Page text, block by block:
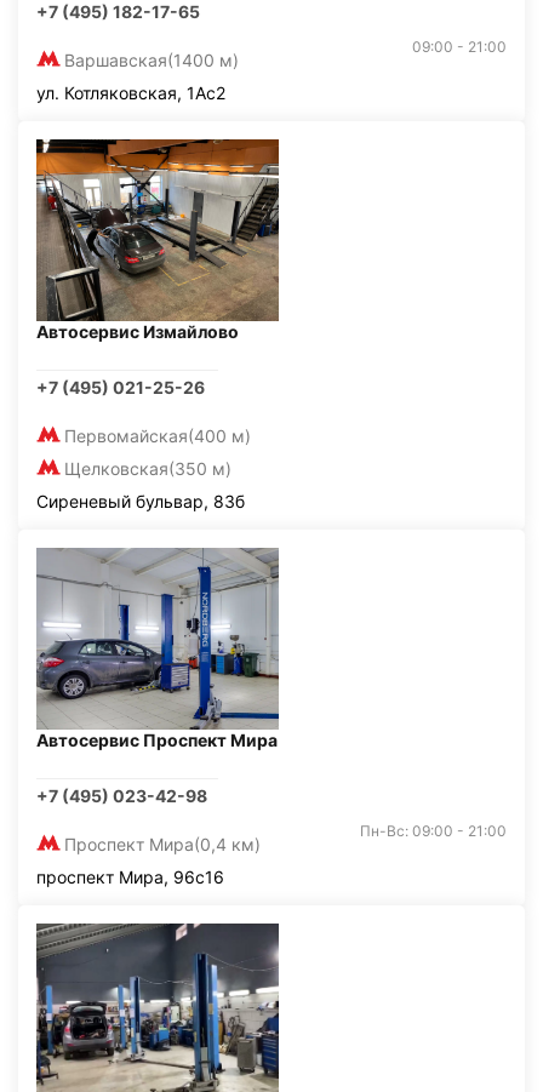
+7 (495) 182-17-65
Варшавская(1400 м)
09:00 - 21:00
ул. Котляковская, 1Ас2
Автосервис Измайлово
+7 (495) 021-25-26
Первомайская(400 м)
Щелковская(350 м)
Сиреневый бульвар, 83б
Автосервис Проспект Мира
+7 (495) 023-42-98
Проспект Мира(0,4 км)
Пн-Вс: 09:00 - 21:00
проспект Мира, 96с16